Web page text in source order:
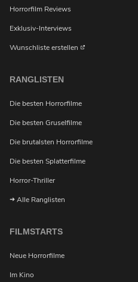
Horrorfilm Reviews
Exklusiv-Interviews
Wunschliste erstellen
RANGLISTEN
Die besten Horrorfilme
Die besten Gruselfilme
Die brutalsten Horrorfilme
Die besten Splatterfilme
Horror-Thriller
Alle Ranglisten
FILMSTARTS
Neue Horrorfilme
Im Kino